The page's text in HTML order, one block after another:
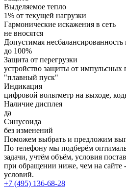
Выделяемое тепло
1% от текущей нагрузки
Гармонические искажения в сеть
не вносятся
Допустимая несбалансированность
до 100%
Защита от перегрузки
устройство защиты от импульсных
"плавный пуск"
Индикация
цифровой вольтметр на выходе,
Наличие дисплея
да
Синусоида
без изменений
Поможем выбрать и предложим
По телефону мы подберём
задачи, учтём объём, условия
при обращении ниже, чем на сайте
условий.
+7 (495) 136-68-28